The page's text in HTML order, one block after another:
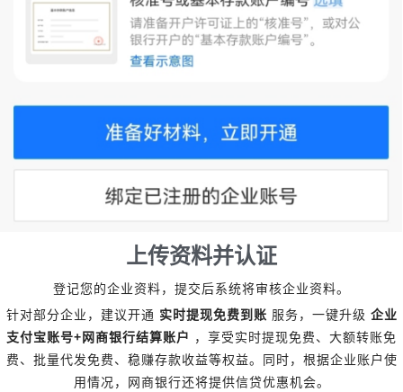
上传资料并认证
登记您的企业资料，提交后系统将审核企业资料。
针对部分企业，建议开通 实时提现免费到账 服务，一键升级 企业
支付宝账号+ 网商银行结算账户 ，享受实时提现免费、大额转账免
费、批量代发免费、稳赚存款收益等权益。同时，根据企业账户使
用情况，网商银行还将提供信贷优惠机会。